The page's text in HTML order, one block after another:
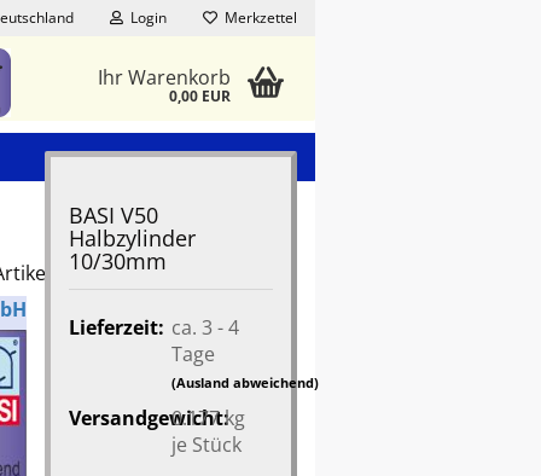
Login Merkzettel
Ihr Warenkorb
0,00 EUR
in dieser Kategorie
BASI V50
Halbzylinder
10/30mm
Lieferzeit: ca. 3 - 4
Tage
(Ausland abweichend)
Versandgewicht:
0.177kg
je Stück